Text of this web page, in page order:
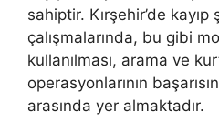
sahiptir. Kırşehir’de kayıp
çalışmalarında, bu gibi
kullanılması, arama ve
operasyonlarının
arasında yer almaktadır.